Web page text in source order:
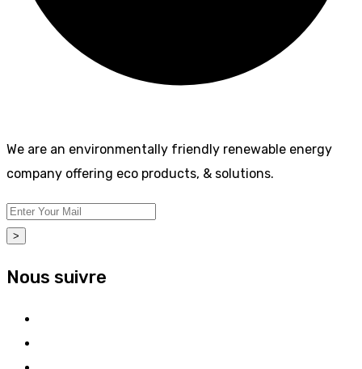
We are an environmentally friendly renewable energy
company offering eco products, & solutions.
>
Nous suivre